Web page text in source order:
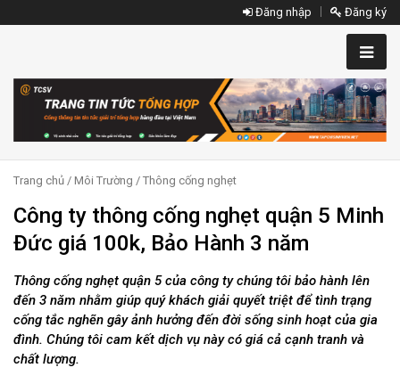
Đăng nhập Đăng ký
Trang chủ / Môi Trường / Thông cống nghẹt
Công ty thông cống nghẹt quận 5 Minh
Đức giá 100k, Bảo Hành 3 năm
Thông cống nghẹt quận 5 của công ty chúng tôi bảo hành lên
đến 3 năm nhằm giúp quý khách giải quyết triệt để tình trạng
cống tắc nghẽn gây ảnh hưởng đến đời sống sinh hoạt của gia
đình. Chúng tôi cam kết dịch vụ này có giá cả cạnh tranh và
chất lượng.